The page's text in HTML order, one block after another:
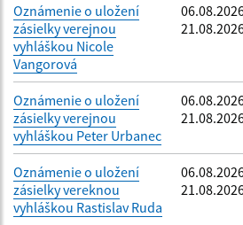
Oznámenie o uložení
zásielky verejnou
vyhláškou Nicole
Vangorová
Oznámenie o uložení
zásielky verejnou
vyhláškou Peter Urbanec
Oznámenie o uložení
zásielky vereknou
vyhláškou Rastislav Ruda